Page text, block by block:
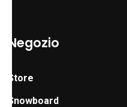
Negozio
Store
Snowboard